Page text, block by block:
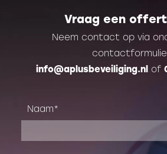
Vraag een
Neem contact op via
info@aplusbeveiliging.nl of
Naam